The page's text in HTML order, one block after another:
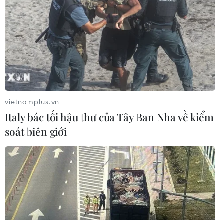
#Mã số vùng trồng
#Hàng hóa xuất nhập khẩu
#Cục Bảo vệ thực vật
#Kim ngạch xuất khẩu nông lâm
Đồng Tháp
Theo dõi VietnamPlus
vietnamplus.vn
Italy bác tối hậu thư của Tây Ban Nha về kiểm
soát biên giới